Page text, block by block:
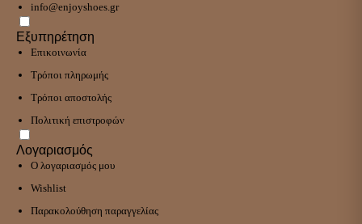
info@enjoyshoes.gr
Εξυπηρέτηση
Επικοινωνία
Τρόποι πληρωμής
Τρόποι αποστολής
Πολιτική επιστροφών
Λογαριασμός
Ο λογαριασμός μου
Wishlist
Παρακολούθηση παραγγελίας